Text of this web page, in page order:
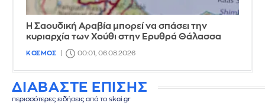
Η Σαουδική Αραβία μπορεί να σπάσει την
κυριαρχία των Χούθι στην Ερυθρά Θάλασσα
ΚΟΣΜΟΣ 00:01, 06.08.2026
ΔΙΑΒΑΣΤΕ ΕΠΙΣΗΣ
περισσότερες ειδήσεις από το skai.gr